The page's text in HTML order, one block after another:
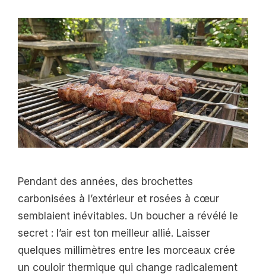
Pendant des années, des brochettes
carbonisées à l’extérieur et rosées à cœur
semblaient inévitables. Un boucher a révélé le
secret : l’air est ton meilleur allié. Laisser
quelques millimètres entre les morceaux crée
un couloir thermique qui change radicalement